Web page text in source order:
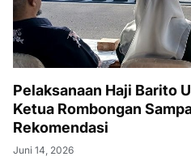
Pelaksanaan Haji Barito
Ketua Rombongan
Rekomendasi
Juni 14, 2026